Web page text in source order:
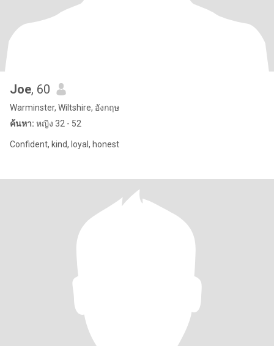
Joe, 60
Warminster, Wiltshire, อังกฤษ
ค้นหา: หญิง 32 - 52
Confident, kind, loyal, honest